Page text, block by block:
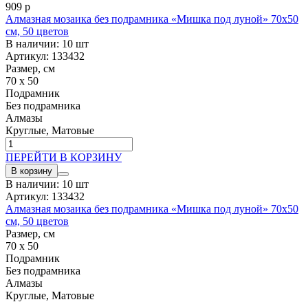
909 р
Алмазная мозаика без подрамника «Мишка под луной» 70x50
см, 50 цветов
В наличии: 10 шт
Артикул: 133432
Размер, см
70 x 50
Подрамник
Без подрамника
Алмазы
Круглые, Матовые
ПЕРЕЙТИ В КОРЗИНУ
В корзину
В наличии: 10 шт
Артикул: 133432
Алмазная мозаика без подрамника «Мишка под луной» 70x50
см, 50 цветов
Размер, см
70 x 50
Подрамник
Без подрамника
Алмазы
Круглые, Матовые